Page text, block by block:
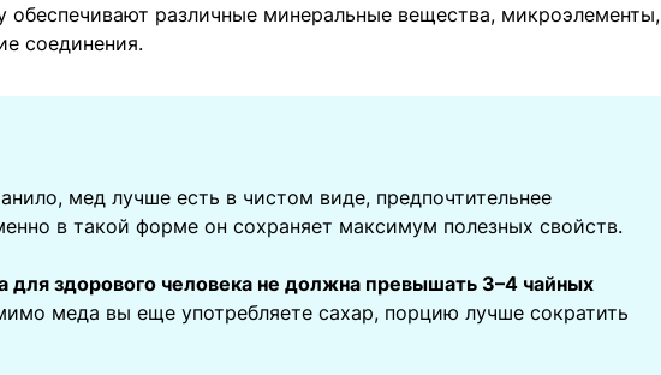
обеспечивают различные минеральные вещества, микроэлементы,
соединения.
мед лучше есть в чистом виде, предпочтительнее
в такой форме он сохраняет максимум полезных свойств.
для здорового человека не должна превышать 3–4 чайных
меда вы еще употребляете сахар, порцию лучше сократить